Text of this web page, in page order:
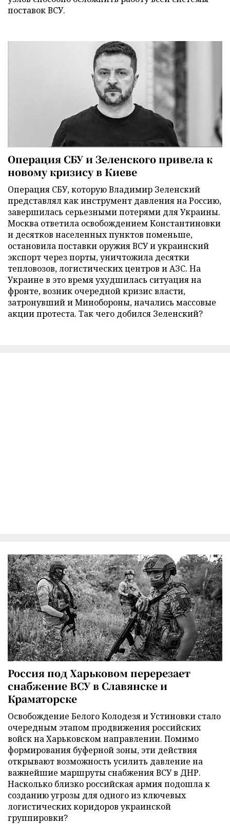
поставок ВСУ.
Операция СБУ и Зеленского привела к
новому кризису в Киеве
Операция СБУ, которую Владимир Зеленский
представлял как инструмент давления на Россию,
завершилась серьезными потерями для Украины.
Москва ответила освобождением Константиновки
и десятков населенных пунктов поменьше,
остановила поставки оружия ВСУ и украинский
экспорт через порты, уничтожила десятки
тепловозов, логистических центров и АЗС. На
Украине в это время ухудшилась ситуация на
фронте, возник очередной кризис власти,
затронувший и Минобороны, начались массовые
акции протеста. Так чего добился Зеленский?
Россия под Харьковом перерезает
снабжение ВСУ в Славянске и
Краматорске
Освобождение Белого Колодезя и Устиновки стало
очередным этапом продвижения российских
войск на Харьковском направлении. Помимо
формирования буферной зоны, эти действия
открывают возможность усилить давление на
важнейшие маршруты снабжения ВСУ в ДНР.
Насколько близко российская армия подошла к
созданию угрозы для одного из ключевых
логистических коридоров украинской
группировки?